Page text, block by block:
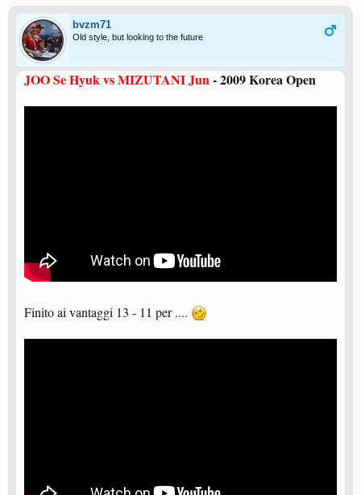
bvzm71
Old style, but looking to the future
JOO Se Hyuk vs MIZUTANI Jun- 2009 Korea Open
Finito ai vantaggi 13 - 11 per ....